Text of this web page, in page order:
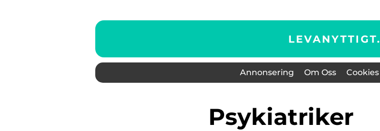
LEVANYTTIGT.
Annonsering Om Oss Cookies
psykiatriker